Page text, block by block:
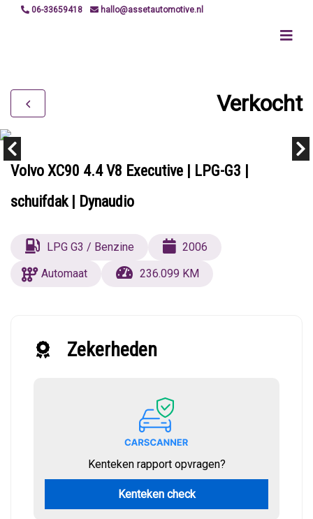
06-33659418 hallo@assetautomotive.nl
Verkocht
Volvo XC90 4.4 V8 Executive | LPG-G3 |
schuifdak | Dynaudio
LPG G3 / Benzine
2006
Automaat
236.099 KM
Zekerheden
Kenteken rapport opvragen?
Kenteken check